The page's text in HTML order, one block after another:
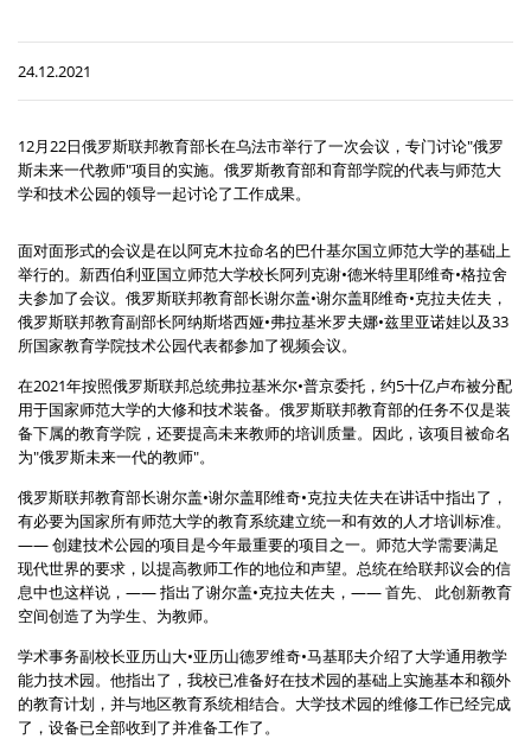
24.12.2021
12月22日俄罗斯联邦教育部长在乌法市举行了一次会议，专门讨论"俄罗
斯未来一代教师"项目的实施。俄罗斯教育部和育部学院的代表与师范大
学和技术公园的领导一起讨论了工作成果。
面对面形式的会议是在以阿克木拉命名的巴什基尔国立师范大学的基础上
举行的。新西伯利亚国立师范大学校长阿列克谢•德米特里耶维奇•格拉舍
夫参加了会议。俄罗斯联邦教育部长谢尔盖•谢尔盖耶维奇•克拉夫佐夫，
俄罗斯联邦教育副部长阿纳斯塔西娅•弗拉基米罗夫娜•兹里亚诺娃以及33
所国家教育学院技术公园代表都参加了视频会议。
在2021年按照俄罗斯联邦总统弗拉基米尔•普京委托，约5十亿卢布被分配
用于国家师范大学的大修和技术装备。俄罗斯联邦教育部的任务不仅是装
备下属的教育学院，还要提高未来教师的培训质量。因此，该项目被命名
为"俄罗斯未来一代的教师"。
俄罗斯联邦教育部长谢尔盖•谢尔盖耶维奇•克拉夫佐夫在讲话中指出了，
有必要为国家所有师范大学的教育系统建立统一和有效的人才培训标准。
—— 创建技术公园的项目是今年最重要的项目之一。师范大学需要满足
现代世界的要求，以提高教师工作的地位和声望。总统在给联邦议会的信
息中也这样说，—— 指出了谢尔盖•克拉夫佐夫，—— 首先、 此创新教育
空间创造了为学生、为教师。
学术事务副校长亚历山大•亚历山德罗维奇•马基耶夫介绍了大学通用教学
能力技术园。他指出了，我校已准备好在技术园的基础上实施基本和额外
的教育计划，并与地区教育系统相结合。大学技术园的维修工作已经完成
了，设备已全部收到了并准备工作了。